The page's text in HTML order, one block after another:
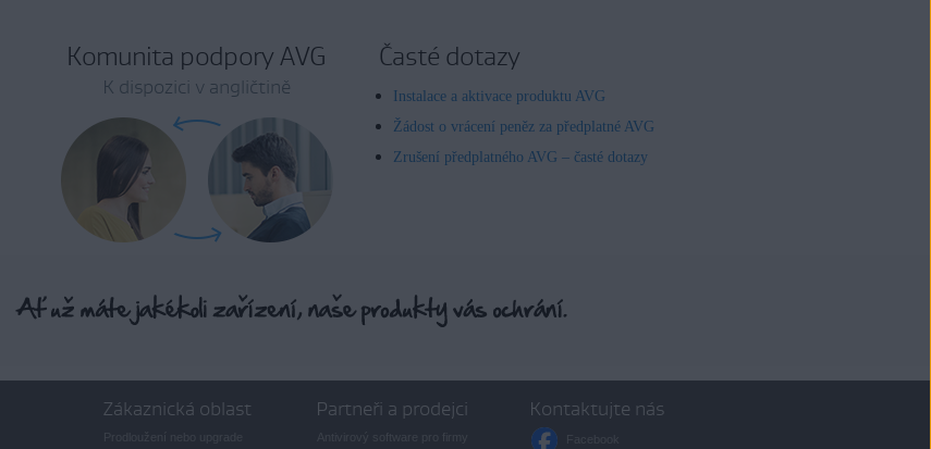
Komunita podpory AVG
K dispozici v angličtině
Časté dotazy
Instalace a aktivace produktu AVG
Žádost o vrácení peněz za předplatné AVG
Zrušení předplatného AVG – časté dotazy
Zákaznická oblast Partneři a prodejci Kontaktujte nás